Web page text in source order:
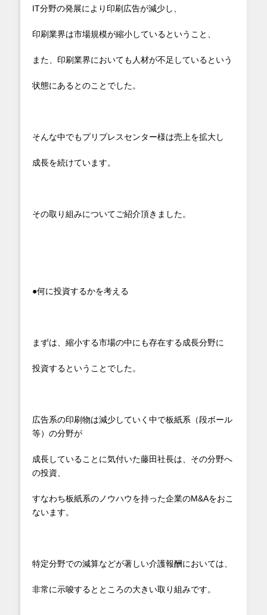
IT分野の発展により印刷広告が減少し、
印刷業界は市場規模が縮小しているということ、
また、印刷業界においても人材が不足しているという
状態にあるとのことでした。
そんな中でもプリプレスセンター様は売上を拡大し
成長を続けています。
その取り組みについてご紹介頂きました。
●何に投資するかを考える
まずは、縮小する市場の中にも存在する成長分野に
投資するということでした。
広告系の印刷物は減少していく中で板紙系（段ボール
等）の分野が
成長していることに気付いた藤田社長は、その分野へ
の投資、
すなわち板紙系のノウハウを持った企業のM&Aをおこ
ないます。
特定分野での減算などが著しい介護報酬においては、
非常に示唆するとところの大きい取り組みです。